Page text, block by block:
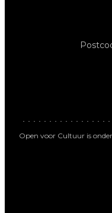
Open voor Cultuur is